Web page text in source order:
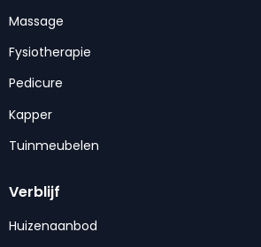
Massage
Fysiotherapie
Pedicure
Kapper
Tuinmeubelen
Verblijf
Huizenaanbod